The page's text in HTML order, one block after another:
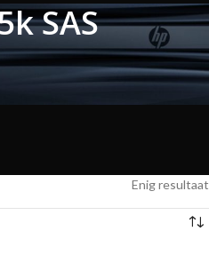
SAS
Enig resultaat